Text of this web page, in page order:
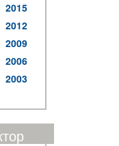
2015
2012
2009
2006
2003